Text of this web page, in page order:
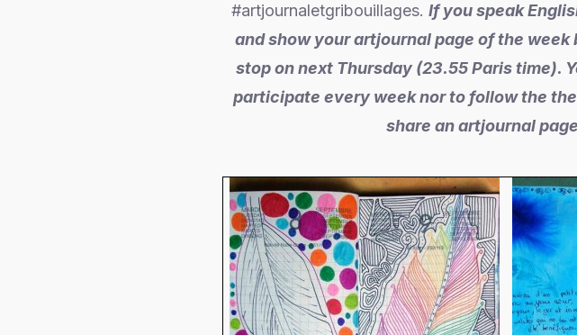
#artjournaletgribouillages. If you speak
and show your artjournal page of the
stop on next Thursday (23.55 Paris time).
participate every week nor to follow the
share an artjournal